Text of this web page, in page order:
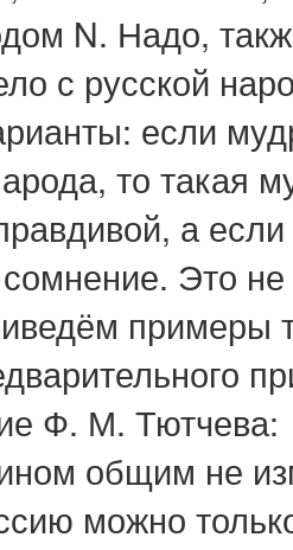
N. Надо,
с русской
если
то такая
а
Это
примеры
Ф. М.
общим не
можно